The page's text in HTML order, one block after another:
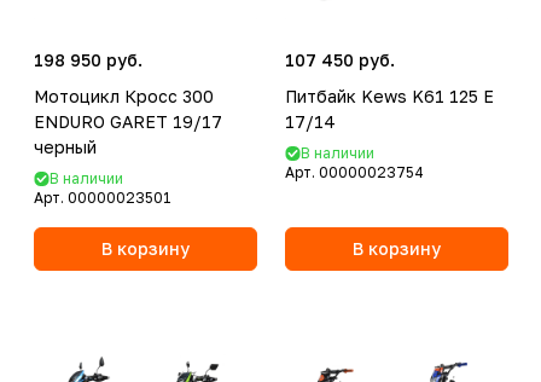
198 950 руб.
Мотоцикл Кросс 300
ENDURO GARET 19/17
черный
В наличии
Арт. 00000023501
В корзину
107 450 руб.
Питбайк Kews K61 125 E
17/14
В наличии
Арт. 00000023754
В корзину